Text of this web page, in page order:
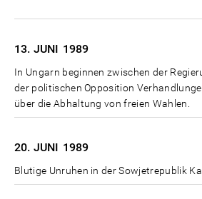
13. JUNI 1989
In Ungarn beginnen zwischen der
der politischen Opposition
über die Abhaltung von freien Wahlen.
20. JUNI 1989
Blutige Unruhen in der Sowjetrepublik